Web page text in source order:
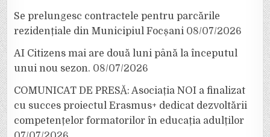
Se prelungesc contractele pentru parcările
rezidențiale din Municipiul Focșani 08/07/2026
AI Citizens mai are două luni până la începutul
unui nou sezon. 08/07/2026
COMUNICAT DE PRESĂ: Asociația NOI a finalizat
cu succes proiectul Erasmus+ dedicat dezvoltării
competențelor formatorilor în educația adulților